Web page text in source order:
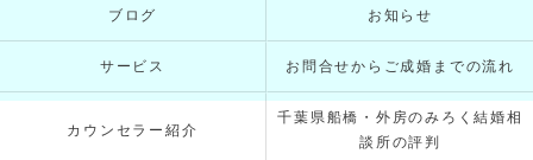
ブログ お知らせ
サービス お問合せからご成婚までの流れ
カウンセラー紹介
千葉県船橋・外房のみろく結婚相
談所の評判